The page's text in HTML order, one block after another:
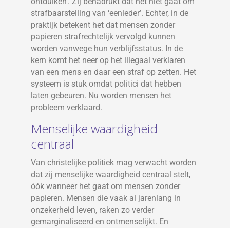
strafbaarstelling van ‘eenieder’. Echter, in de
praktijk betekent het dat mensen zonder
papieren strafrechtelijk vervolgd kunnen
worden vanwege hun verblijfsstatus. In de
kern komt het neer op het illegaal verklaren
van een mens en daar een straf op zetten. Het
systeem is stuk omdat politici dat hebben
laten gebeuren. Nu worden mensen het
probleem verklaard.
Menselijke waardigheid
centraal
Van christelijke politiek mag verwacht worden
dat zij menselijke waardigheid centraal stelt,
óók wanneer het gaat om mensen zonder
papieren. Mensen die vaak al jarenlang in
onzekerheid leven, raken zo verder
gemarginaliseerd en ontmenselijkt. En